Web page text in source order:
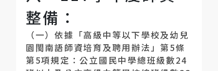
整備：
（一）依據「高級中等以下學校及幼兒
園閩南語師資培育及聘用辦法」第5條
第5項規定：公立國民中學總班級數24